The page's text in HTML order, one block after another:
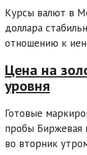
Курсы валют в
доллара
отношению к
Цена на
уровня
Готовые
пробы Биржевая
во вторник